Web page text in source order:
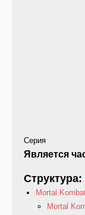
Серия
Является
Структура:
Mortal
Mortal